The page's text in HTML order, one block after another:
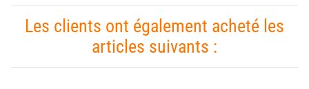
Les clients ont également acheté les
articles suivants :